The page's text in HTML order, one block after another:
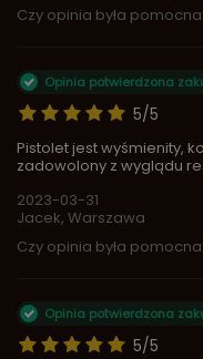
Czy opinia była
5/5
Opinia potwierdzona
Pistolet jest wyśmienity,
zadowolony z wyglądu
2023-03-31
Jacek, Warszawa
Czy opinia była
5/5
Opinia potwierdzona